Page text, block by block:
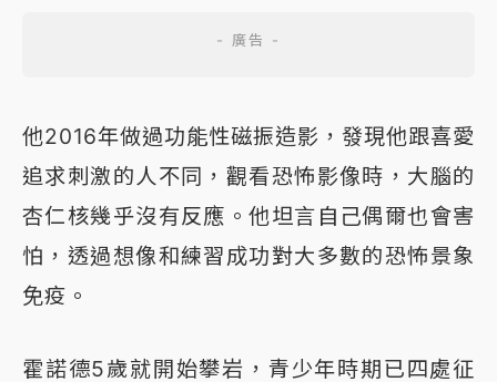
他2016年做過功能性磁振造影，發現他跟喜愛
追求刺激的人不同，觀看恐怖影像時，大腦的
杏仁核幾乎沒有反應。他坦言自己偶爾也會害
怕，透過想像和練習成功對大多數的恐怖景象
免疫。
霍諾德5歲就開始攀岩，青少年時期已四處征